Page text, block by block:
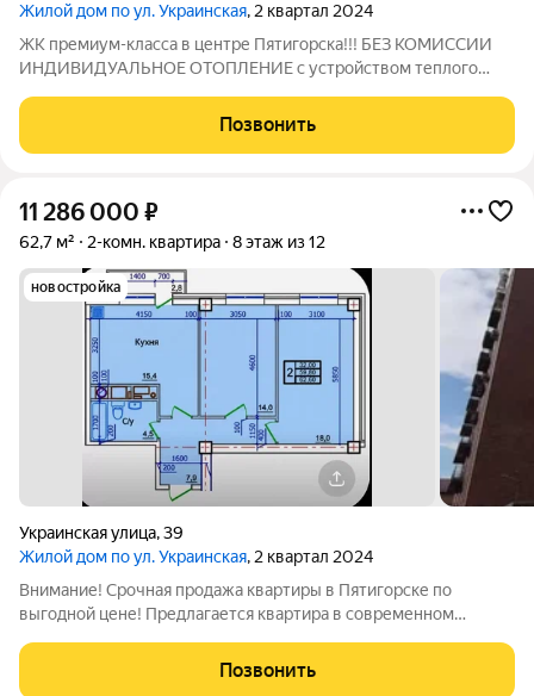
Жилой дом по ул. Украинская, 2 квартал 2024
ЖК премиум-класса в центре Пятигорска!!! БЕЗ КОМИССИИ
ИНДИВИДУАЛЬНОЕ ОТОПЛЕНИЕ с устройством теплого
итальянскими котлами "Baxi" Закрытая охраняемая территория
! Видеонаблюдение по периметру во
Позвонить
11 286 000 ₽
62,7 м² 2-комн. квартира 8 этаж из 12
новостройка
Украинская улица,39
Жилой дом по ул. Украинская, 2 квартал 2024
Внимание! Срочная продажа квартиры в Пятигорске по
выгодной цене! Предлагается квартира в современном
центре города. Дом уже сдан в 2024 году можно сразу
приступать к ремонту и переезжать.
Позвонить